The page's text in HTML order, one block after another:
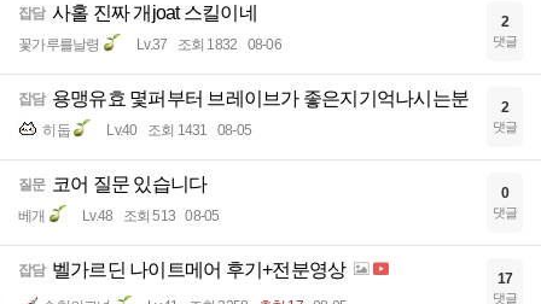
잡담 사홀 진짜 개joat 스킬이네
꽃가루를날령 Lv.37 조회 1832 08-06
2
댓글
잡담 용맹유효 몇퍼부터 브레이브가 좋은지기억나시는분
히둡 Lv.40 조회 1431 08-05
2
댓글
질문 코어 질문 있습니다
베개 Lv.48 조회 513 08-05
0
댓글
잡담 벨가르딘 나이트메어 후기+전분영상 17
댓글